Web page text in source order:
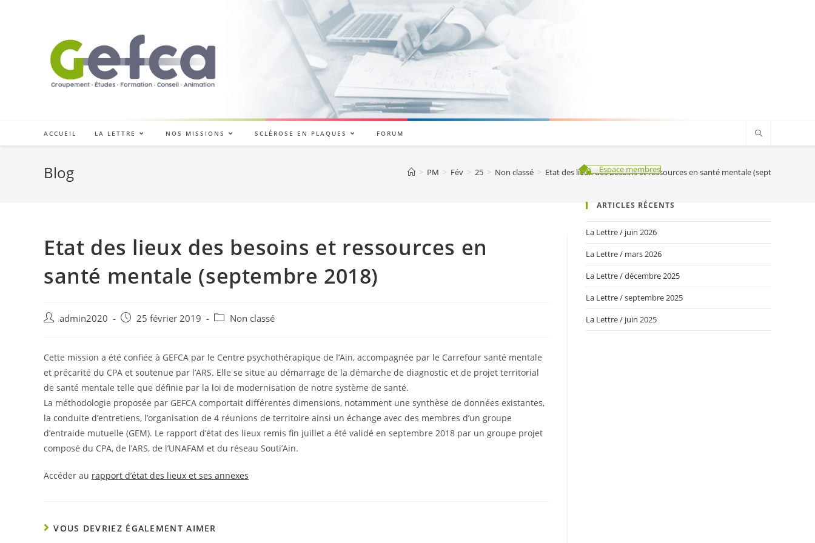
ACCUEIL LA LETTRE NOS MISSIONS SCLÉROSE EN PLAQUES FORUM
Blog > PM > Fév > 25 > Non classé > Etat des lieux des besoins et ressources en santé mentale (septembre
Etat des lieux des besoins et ressources en
santé mentale (septembre 2018)
Auteur/autrice
publication :
admin2020
Post 25 février 2019
Post Non classé
Cette mission a été confiée à GEFCA par le Centre psychothérapique de l’Ain, accompagnée par le Carrefour santé mentale
et précarité du CPA et soutenue par l’ARS. Elle se situe au démarrage de la démarche de diagnostic et de projet territorial
de santé mentale telle que définie par la loi de modernisation de notre système de santé.
La méthodologie proposée par GEFCA comportait différentes dimensions, notamment une synthèse de données existantes,
la conduite d’entretiens, l’organisation de 4 réunions de territoire ainsi un échange avec des membres d’un groupe
d’entraide mutuelle (GEM). Le rapport d’état des lieux remis fin juillet a été validé en septembre 2018 par un groupe projet
composé du CPA, de l’ARS, de l’UNAFAM et du réseau Souti’Ain.
Accéder au rapport d’état des lieux et ses annexes
VOUS DEVRIEZ ÉGALEMENT AIMER
Espace membres
ARTICLES RÉCENTS
La Lettre / juin 2026
La Lettre / mars 2026
La Lettre / décembre 2025
La Lettre / septembre 2025
La Lettre / juin 2025